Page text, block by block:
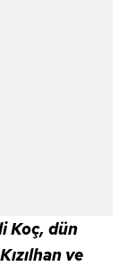
Koç, dün
ve